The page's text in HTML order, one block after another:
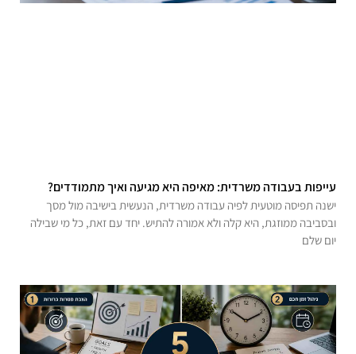
עייפות בעבודה משרדית: מאיפה היא מגיעה ואיך מתמודדים?
ישנה תפיסה מוטעית לפיה עבודה משרדית, הנעשית בישיבה מול מסך
ובסביבה ממוזגת, היא קלה ולא אמורה להתיש. יחד עם זאת, כל מי שבילה
יום שלם